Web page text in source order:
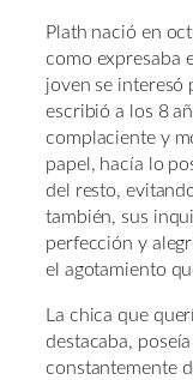
Plath nació en
como expresaba
joven se interesó
escribió a los 8
complaciente y
papel, hacía lo
del resto,
también, sus
perfección y
el agotamiento
La chica que
destacaba,
constantemente